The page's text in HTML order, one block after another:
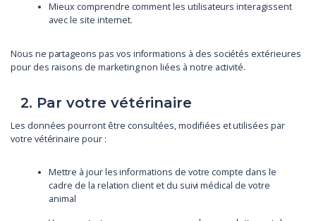
Mieux comprendre comment les utilisateurs interagissent
avec le site internet.
Nous ne partageons pas vos informations à des sociétés extérieures
pour des raisons de marketing non liées à notre activité.
2. Par votre vétérinaire
Les données pourront être consultées, modifiées et utilisées par
votre vétérinaire pour :
Mettre à jour les informations de votre compte dans le
cadre de la relation client et du suivi médical de votre
animal